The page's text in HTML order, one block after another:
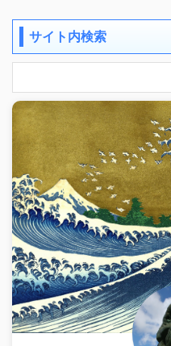
サイト内検索